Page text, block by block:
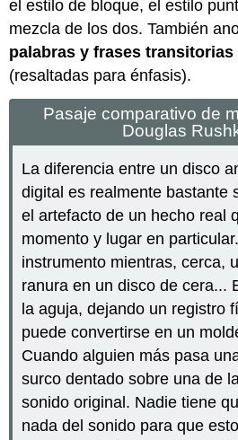
el estilo de bloque, el estilo
mezcla de los dos. También
palabras y frases transitorias
(resaltadas para énfasis).
Pasaje comparativo de
Douglas
La diferencia entre un disco
digital es realmente bastante
el artefacto de un hecho real
momento y lugar en
instrumento mientras, cerca,
ranura en un disco de cera...
la aguja, dejando un registro
puede convertirse en un
Cuando alguien más pasa
surco dentado sobre una de
sonido original. Nadie tiene
nada del sonido para que